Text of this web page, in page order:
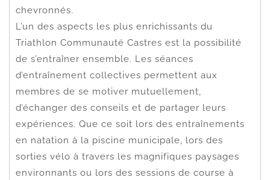
chevronnés.
L’un des aspects les plus enrichissants du
Triathlon Communauté Castres est la possibilité
de s’entraîner ensemble. Les séances
d’entraînement collectives permettent aux
membres de se motiver mutuellement,
d’échanger des conseils et de partager leurs
expériences. Que ce soit lors des entraînements
en natation à la piscine municipale, lors des
sorties vélo à travers les magnifiques paysages
environnants ou lors des sessions de course à